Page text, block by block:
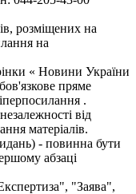
розміщених на
на
« Новини України
пряме
.
від
матеріалів.
- повинна бути
абзаці
"Заява",